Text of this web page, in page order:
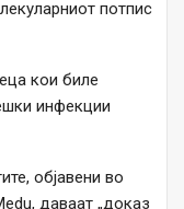
потпис
кои биле
инфекции
објавени во
даваат „доказ